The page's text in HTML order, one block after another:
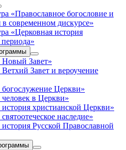
«Православное богословие и
современном дискурсе»
«Церковная история
периода»
Новый Завет»
Ветхий Завет и вероучение
богослужение Церкви»
человек в Церкви»
история христианской Церкви»
наследие»
история Русской Православной